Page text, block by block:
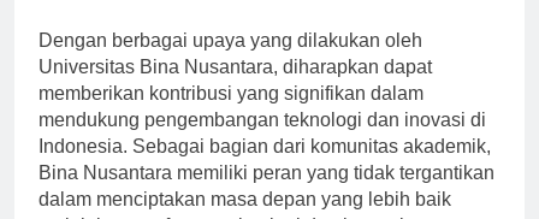
Dengan berbagai upaya yang dilakukan oleh
Universitas Bina Nusantara, diharapkan dapat
memberikan kontribusi yang signifikan dalam
mendukung pengembangan teknologi dan inovasi di
Indonesia. Sebagai bagian dari komunitas akademik,
Bina Nusantara memiliki peran yang tidak tergantikan